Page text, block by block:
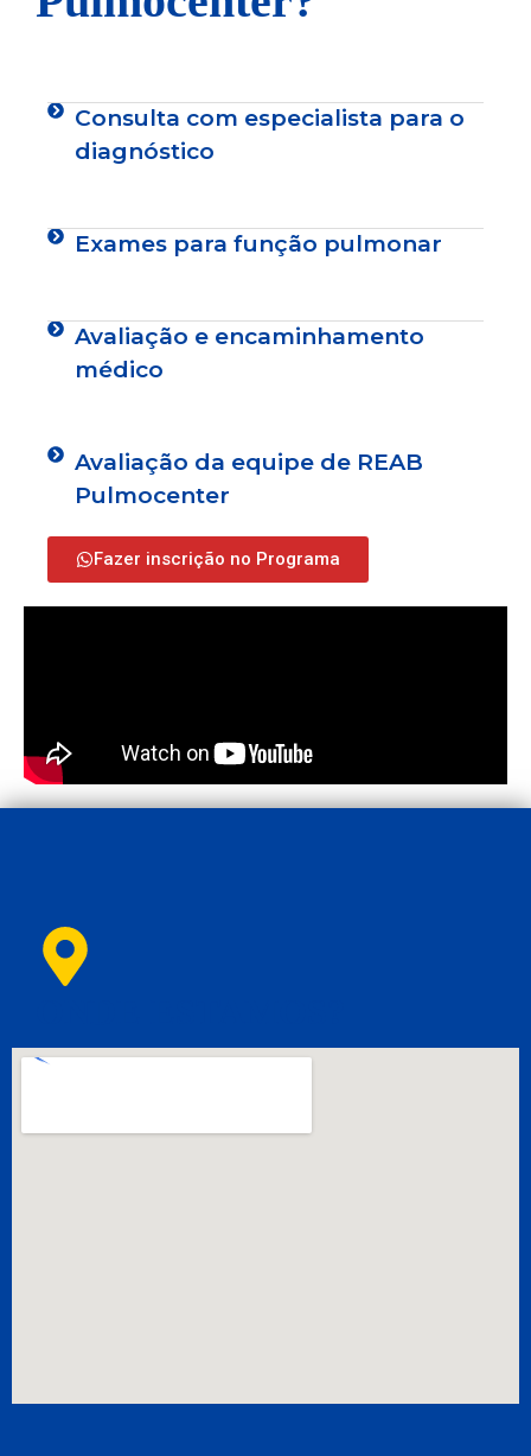
Consulta com especialista para o
diagnóstico
Exames para função pulmonar
Avaliação e encaminhamento
médico
Avaliação da equipe de REAB
Pulmocenter
Fazer inscrição no Programa